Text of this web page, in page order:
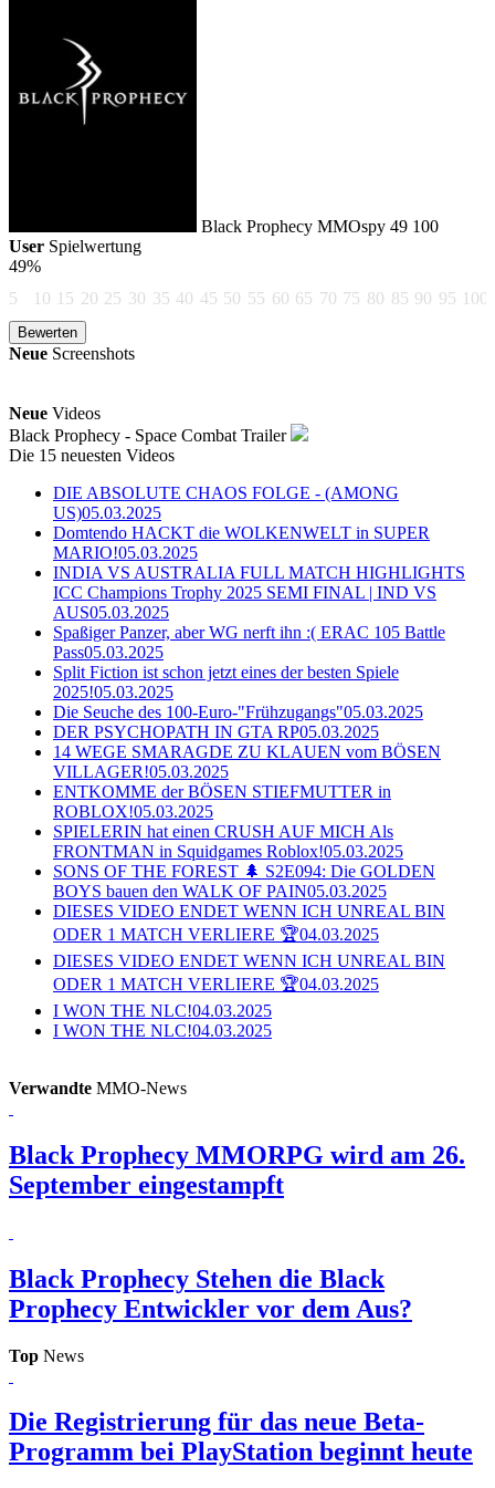
Black Prophecy MMOspy 49 100
User Spielwertung
49%
5
10 15 20 25 30 35 40 45 50 55 60 65 70 75 80 85 90 95 100
Neue Screenshots
Neue Videos
Black Prophecy - Space Combat Trailer
Die 15 neuesten Videos
DIE ABSOLUTE CHAOS FOLGE - (AMONG
US)05.03.2025
Domtendo HACKT die WOLKENWELT in SUPER
MARIO!05.03.2025
INDIA VS AUSTRALIA FULL MATCH HIGHLIGHTS
ICC Champions Trophy 2025 SEMI FINAL | IND VS
AUS05.03.2025
Spaßiger Panzer, aber WG nerft ihn :( ERAC 105 Battle
Pass05.03.2025
Split Fiction ist schon jetzt eines der besten Spiele
2025!05.03.2025
Die Seuche des 100-Euro-"Frühzugangs"05.03.2025
DER PSYCHOPATH IN GTA RP05.03.2025
14 WEGE SMARAGDE ZU KLAUEN vom BÖSEN
VILLAGER!05.03.2025
ENTKOMME der BÖSEN STIEFMUTTER in
ROBLOX!05.03.2025
SPIELERIN hat einen CRUSH AUF MICH Als
FRONTMAN in Squidgames Roblox!05.03.2025
SONS OF THE FOREST 🌲 S2E094: Die GOLDEN
BOYS bauen den WALK OF PAIN05.03.2025
DIESES VIDEO ENDET WENN ICH UNREAL BIN
ODER 1 MATCH VERLIERE 🏆04.03.2025
DIESES VIDEO ENDET WENN ICH UNREAL BIN
ODER 1 MATCH VERLIERE 🏆04.03.2025
I WON THE NLC!04.03.2025
I WON THE NLC!04.03.2025
Verwandte MMO-News
Black Prophecy MMORPG wird am 26.
September eingestampft
Black Prophecy Stehen die Black
Prophecy Entwickler vor dem Aus?
Top News
Die Registrierung für das neue Beta-
Programm bei PlayStation beginnt heute